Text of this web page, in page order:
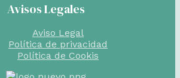
Avisos Legales
Aviso Legal
Política de privacidad
Política de Cookis